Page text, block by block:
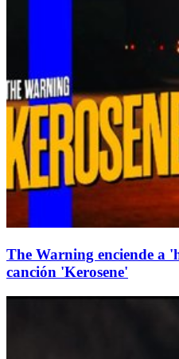
The Warning enciende a
canción 'Kerosene'